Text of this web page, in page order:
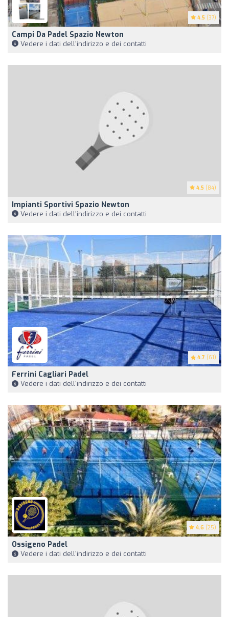
4.5 (37)
Campi Da Padel Spazio Newton
Vedere i dati dell'indirizzo e dei contatti
4.5 (84)
Impianti Sportivi Spazio Newton
Vedere i dati dell'indirizzo e dei contatti
4.7 (61)
Ferrini Cagliari Padel
Vedere i dati dell'indirizzo e dei contatti
4.6 (25)
Ossigeno Padel
Vedere i dati dell'indirizzo e dei contatti